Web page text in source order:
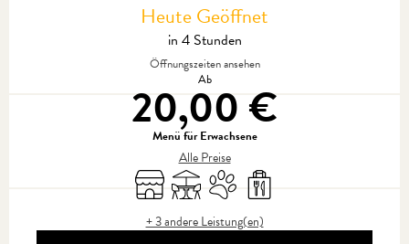
Heute Geöffnet
in 4 Stunden
Öffnungszeiten ansehen
Ab
20,00 €
Menü für Erwachsene
Alle Preise
Shop TerrasseTiere erlaubtVerkauf zum Mitnehmen
+ 3 andere Leistung(en)